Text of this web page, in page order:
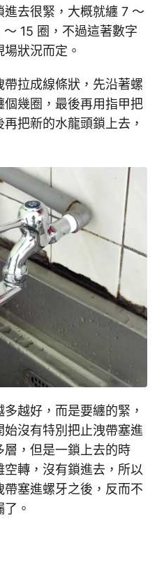
去很緊，大概就纏 7 ～
15 圈，不過這著數字
狀況而定。
拉成線條狀，先沿著螺
幾圈，最後再用指甲把
把新的水龍頭鎖上去，
越好，而是要纏的緊，
沒有特別把止洩帶塞進
，但是一鎖上去的時
轉，沒有鎖進去，所以
塞進螺牙之後，反而不
。